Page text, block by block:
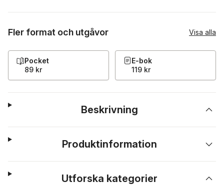
Fler format och utgåvor Visa alla
Pocket
89 kr
E-bok
119 kr
Beskrivning
Produktinformation
Utforska kategorier